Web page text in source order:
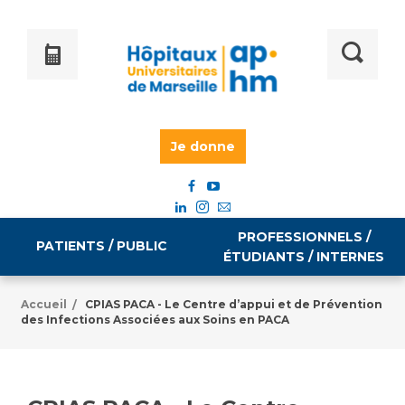
Je donne
PATIENTS / PUBLIC
PROFESSIONNELS /
ÉTUDIANTS / INTERNES
Emploi / formation
Accueil /
CPIAS PACA - Le Centre d’appui et de Prévention
des Infections Associées aux Soins en PACA